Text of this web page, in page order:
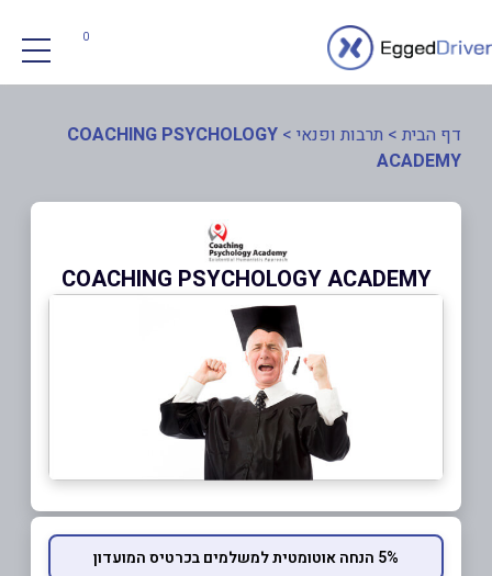
0
דף הבית > תרבות ופנאי >
COACHING PSYCHOLOGY
ACADEMY
COACHING PSYCHOLOGY ACADEMY
5% הנחה אוטומטית למשלמים בכרטיס המועדון